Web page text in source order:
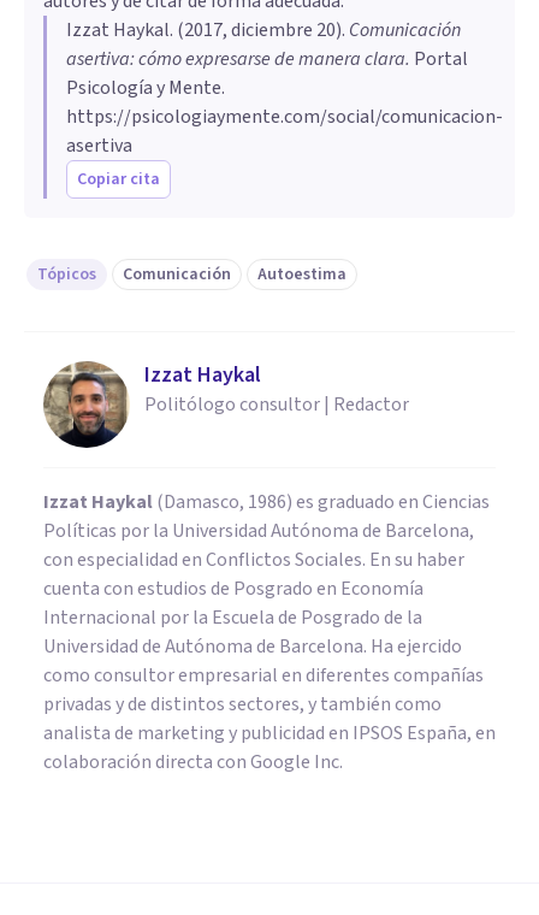
Izzat Haykal. (2017, diciembre 20). Comunicación
asertiva: cómo expresarse de manera clara. Portal
Psicología y Mente.
https://psicologiaymente.com/social/comunicacion-
asertiva
Copiar cita
Tópicos Comunicación Autoestima
Izzat Haykal
Politólogo consultor | Redactor
Izzat Haykal(Damasco, 1986) es graduado en Ciencias
Políticas por la Universidad Autónoma de Barcelona,
con especialidad en Conflictos Sociales. En su haber
cuenta con estudios de Posgrado en Economía
Internacional por la Escuela de Posgrado de la
Universidad de Autónoma de Barcelona. Ha ejercido
como consultor empresarial en diferentes compañías
privadas y de distintos sectores, y también como
analista de marketing y publicidad en IPSOS España, en
colaboración directa con Google Inc.